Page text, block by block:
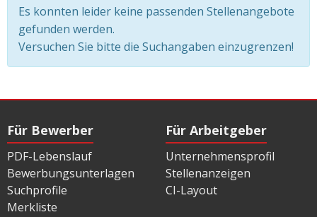
Es konnten leider keine passenden Stellenangebote
gefunden werden.
Versuchen Sie bitte die Suchangaben einzugrenzen!
Für Bewerber
PDF-Lebenslauf
Bewerbungsunterlagen
Suchprofile
Merkliste
Für Arbeitgeber
Unternehmensprofil
Stellenanzeigen
CI-Layout